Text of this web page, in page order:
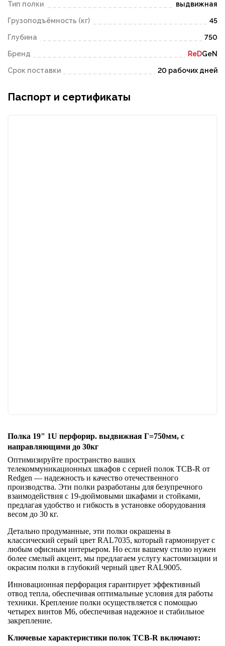
Тип полки выдвижная
Грузоподъёмность (кг) 45
Глубина 750
Бренд ReDGeN
Срок поставки 20 рабочих дней
Паспорт и сертификаты
Полка 19" 1U перфорир. выдвижная Г=750мм, с
направляющими до 30кг
Оптимизируйте пространство ваших
телекоммуникационных шкафов с серией полок ТСВ-R от
Redgen — надежность и качество отечественного
производства. Эти полки разработаны для безупречного
взаимодействия с 19-дюймовыми шкафами и стойками,
предлагая удобство и гибкость в установке оборудования
весом до 30 кг.
Детально продуманные, эти полки окрашены в
классический серый цвет RAL7035, который гармонирует с
любым офисным интерьером. Но если вашему стилю нужен
более смелый акцент, мы предлагаем услугу кастомизации и
окрасим полки в глубокий черный цвет RAL9005.
Инновационная перфорация гарантирует эффективный
отвод тепла, обеспечивая оптимальные условия для работы
техники. Крепление полки осуществляется с помощью
четырех винтов М6, обеспечивая надежное и стабильное
закрепление.
Ключевые характеристики полок ТСВ-R включают: